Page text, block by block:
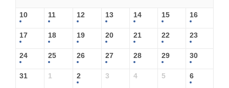
10 11 12 13 14 15 16
17 18 19 20 21 22 23
24 25 26 27 28 29 30
31 1 2 3 4 5 6